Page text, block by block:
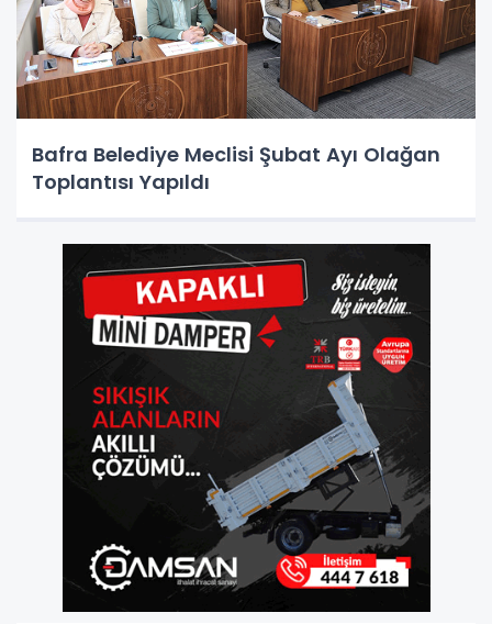
Bafra Belediye Meclisi Şubat Ayı Olağan
Toplantısı Yapıldı